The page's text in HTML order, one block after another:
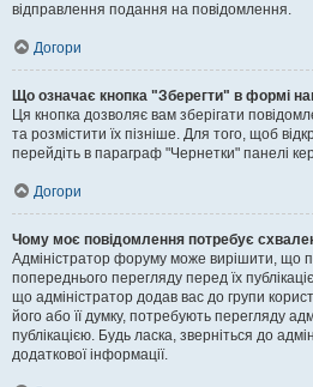
відправлення подання на повідомлення.
Догори
Що означає кнопка "Зберегти" в формі
Ця кнопка дозволяє вам зберігати
та розмістити їх пізніше. Для того, щоб
перейдіть в параграф "Чернетки" панелі
Догори
Чому моє повідомлення потребує
Адміністратор форуму може вирішити, що
попереднього перегляду перед їх
що адміністратор додав вас до групи
його або її думку, потребують перегляду
публікацією. Будь ласка, зверніться до
додаткової інформації.